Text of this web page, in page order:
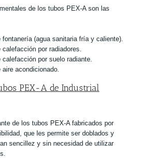
de los tubos PEX-A son las
(agua sanitaria fría y caliente).
por radiadores.
por suelo radiante.
acondicionado.
PEX-A de Industrial
de los tubos PEX-A fabricados por
que les permite ser doblados y
sencillez y sin necesidad de utilizar